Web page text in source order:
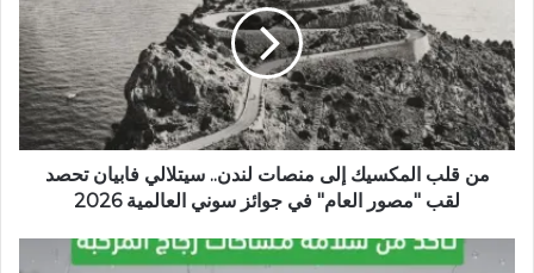
و
ي
ب
من قلب المكسيك إلى منصات لندن.. سيتلالي فابيان تحصد
لقب "مصور العام" في جوائز سوني العالمية 2026